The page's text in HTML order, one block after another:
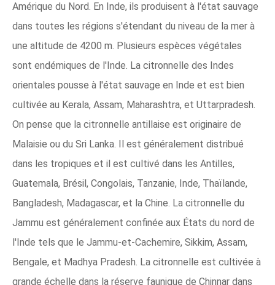
Amérique du Nord. En Inde, ils produisent à l'état sauvage
dans toutes les régions s'étendant du niveau de la mer à
une altitude de 4200 m. Plusieurs espèces végétales
sont endémiques de l'Inde. La citronnelle des Indes
orientales pousse à l'état sauvage en Inde et est bien
cultivée au Kerala, Assam, Maharashtra, et Uttarpradesh.
On pense que la citronnelle antillaise est originaire de
Malaisie ou du Sri Lanka. Il est généralement distribué
dans les tropiques et il est cultivé dans les Antilles,
Guatemala, Brésil, Congolais, Tanzanie, Inde, Thaïlande,
Bangladesh, Madagascar, et la Chine. La citronnelle du
Jammu est généralement confinée aux États du nord de
l'Inde tels que le Jammu-et-Cachemire, Sikkim, Assam,
Bengale, et Madhya Pradesh. La citronnelle est cultivée à
grande échelle dans la réserve faunique de Chinnar dans